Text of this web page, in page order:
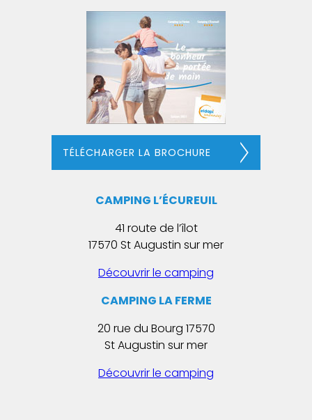
TÉLÉCHARGER LA BROCHURE
CAMPING L’ÉCUREUIL
41 route de l’îlot
17570 St Augustin sur mer
Découvrir le camping
CAMPING LA FERME
20 rue du Bourg 17570
St Augustin sur mer
Découvrir le camping